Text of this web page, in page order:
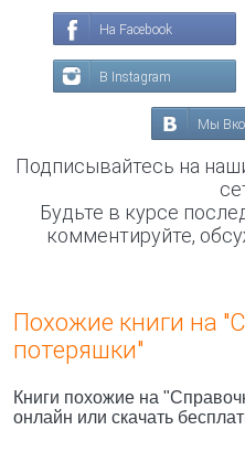
На Facebook
В Instagram
Мы
Подписывайтесь на
Будьте в курсе
комментируйте,
Похожие книги на
потеряшки"
Книги похожие на
онлайн или скачать